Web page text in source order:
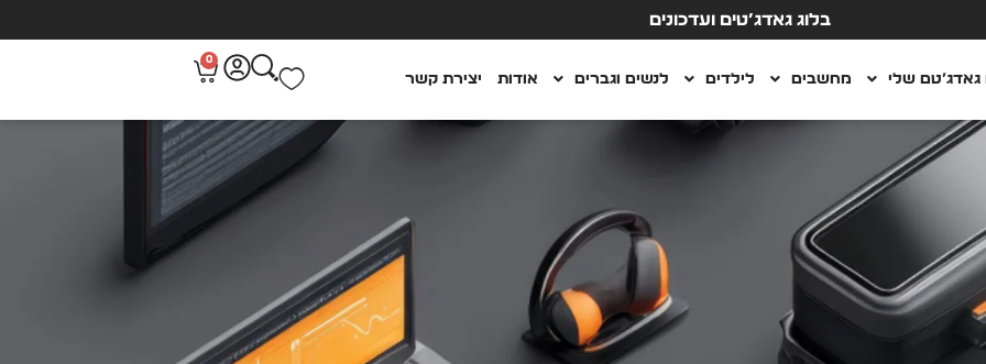
בלוג גאדג’טים ועדכונים
גאדג’טם שלי מחשבים לילדים לנשים וגברים אודות יצירת קשר
0